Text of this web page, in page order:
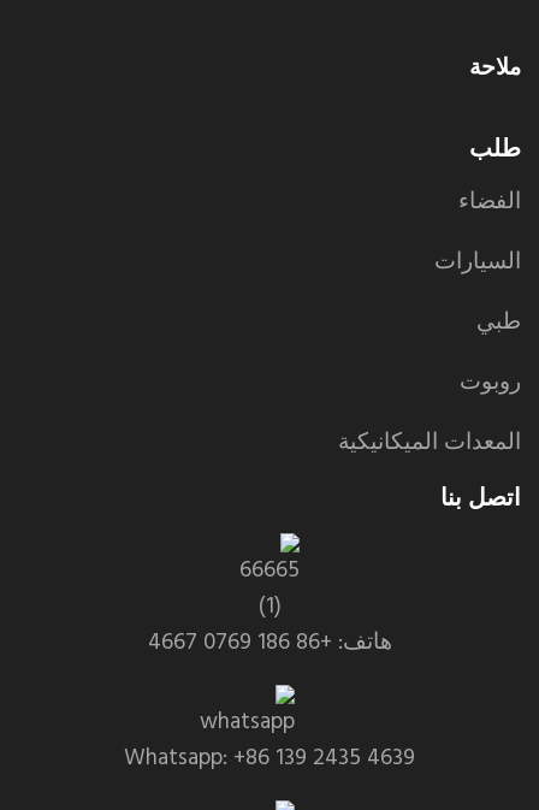
ملاحة
طلب
الفضاء
السيارات
طبي
روبوت
المعدات الميكانيكية
اتصل بنا
هاتف: +86 186 0769 4667
Whatsapp: +86 139 2435 4639